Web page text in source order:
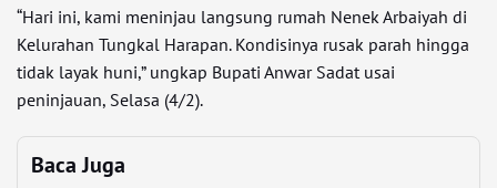
“Hari ini, kami meninjau langsung rumah Nenek Arbaiyah di
Kelurahan Tungkal Harapan. Kondisinya rusak parah hingga
tidak layak huni,” ungkap Bupati Anwar Sadat usai
peninjauan, Selasa (4/2).
Baca Juga